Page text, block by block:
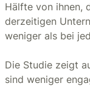
Hälfte von ihnen,
derzeitigen
weniger als bei
Die Studie zeigt
sind weniger